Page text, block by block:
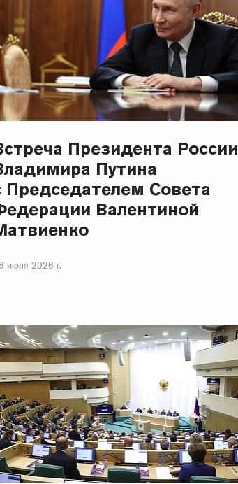
Президента России
Путина
Председателем Совета
Валентиной
июля 2026 г.